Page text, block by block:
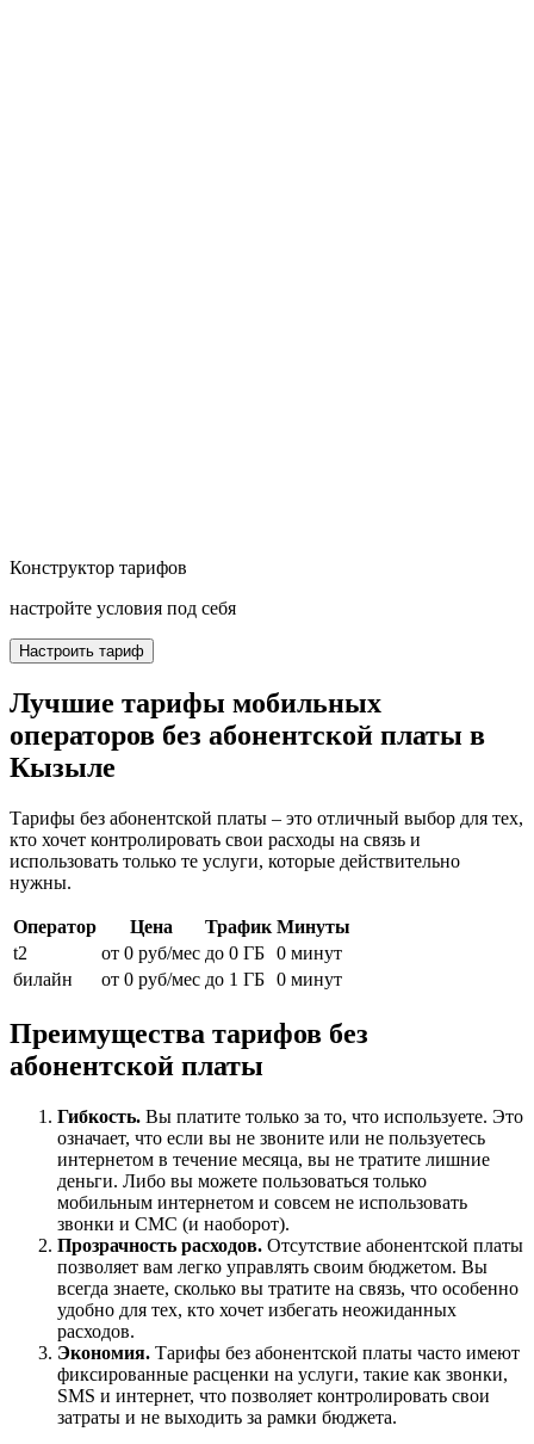
Конструктор тарифов
настройте условия под себя
Настроить тариф
Лучшие тарифы мобильных
операторов без абонентской платы в
Кызыле
Тарифы без абонентской платы – это отличный выбор для тех,
кто хочет контролировать свои расходы на связь и
использовать только те услуги, которые действительно
нужны.
Оператор Цена Трафик Минуты
t2
от 0 руб/мес до 0 ГБ 0 минут
билайн
от 0 руб/мес до 1 ГБ 0 минут
Преимущества тарифов без
абонентской платы
Гибкость. Вы платите только за то, что используете. Это
означает, что если вы не звоните или не пользуетесь
интернетом в течение месяца, вы не тратите лишние
деньги. Либо вы можете пользоваться только
мобильным интернетом и совсем не использовать
звонки и СМС (и наоборот).
Прозрачность расходов. Отсутствие абонентской платы
позволяет вам легко управлять своим бюджетом. Вы
всегда знаете, сколько вы тратите на связь, что особенно
удобно для тех, кто хочет избегать неожиданных
расходов.
Экономия. Тарифы без абонентской платы часто имеют
фиксированные расценки на услуги, такие как звонки,
SMS и интернет, что позволяет контролировать свои
затраты и не выходить за рамки бюджета.